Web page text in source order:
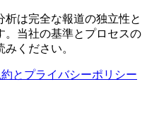
は完全な報道の独立性と
。当社の基準とプロセスの
みください。
とプライバシーポリシー